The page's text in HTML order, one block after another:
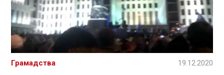
Грамадства 19.12.2020